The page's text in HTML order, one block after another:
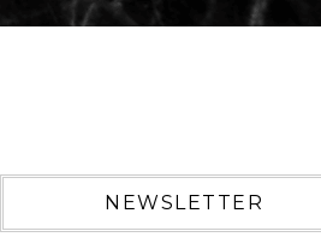
NEWSLETTER